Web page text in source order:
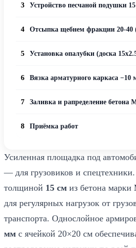
3 Устройство песчаной подушки
4 Отсыпка щебнем фракции 20-40
5 Установка опалубки (доска
6 Вязка арматурного каркаса −10
7 Заливка и рапределение бетона
8 Приёмка работ
Усиленная площадка под
— для грузовиков и
толщиной 15 см из бетона марки
для регулярных нагрузок от
транспорта. Однослойное
мм с ячейкой 20×20 см